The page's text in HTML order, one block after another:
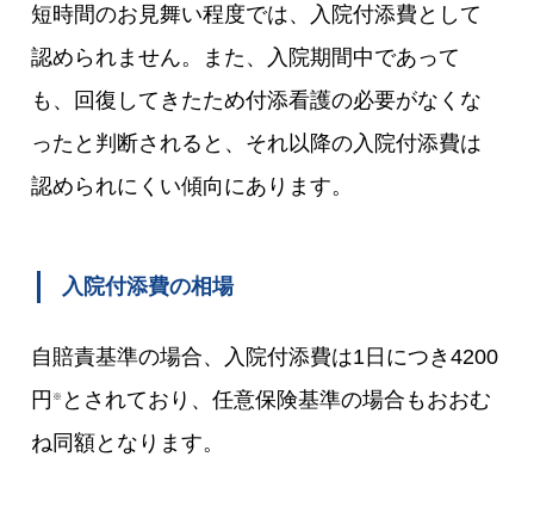
短時間のお見舞い程度では、入院付添費として
認められません。また、入院期間中であって
も、回復してきたため付添看護の必要がなくな
ったと判断されると、それ以降の入院付添費は
認められにくい傾向にあります。
入院付添費の相場
自賠責基準の場合、入院付添費は1日につき4200
円 ※ とされており、任意保険基準の場合もおおむ
ね同額となります。